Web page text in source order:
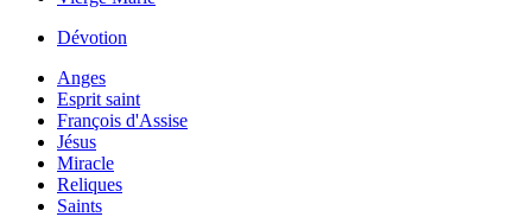
Dévotion
Anges
Esprit saint
François d'Assise
Jésus
Miracle
Reliques
Saints